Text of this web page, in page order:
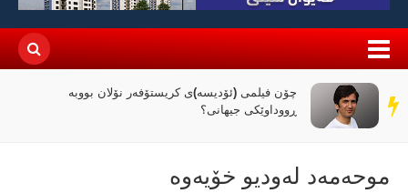
سەر
دێڕ
چۆن فیلمی (ئۆدیسە)ی کریستۆفەر نۆلان بووبە
ڕووداوێکی جیهانی؟
موحەمەد لەودیو خۆیەوە